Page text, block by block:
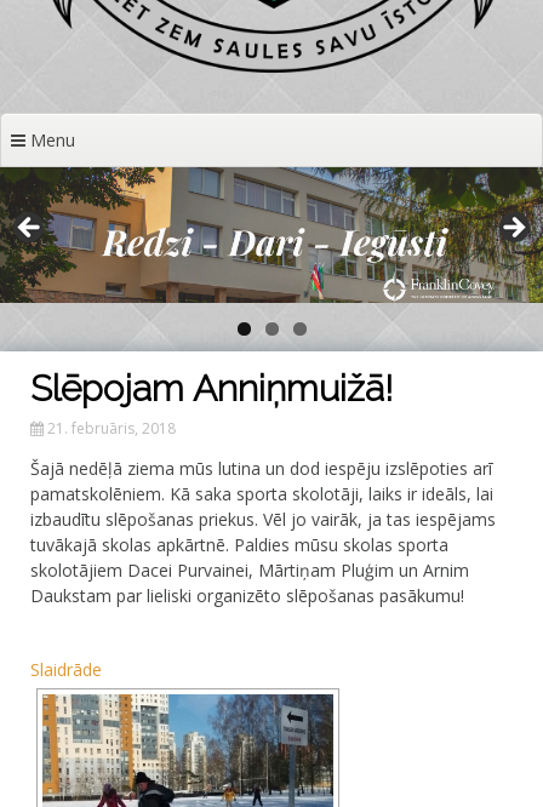
Menu
Slēpojam Anniņmuižā!
21. februāris, 2018
Šajā nedēļā ziema mūs lutina un dod iespēju izslēpoties arī
pamatskolēniem. Kā saka sporta skolotāji, laiks ir ideāls, lai
izbaudītu slēpošanas priekus. Vēl jo vairāk, ja tas iespējams
tuvākajā skolas apkārtnē. Paldies mūsu skolas sporta
skolotājiem Dacei Purvainei, Mārtiņam Pluģim un Arnim
Daukstam par lieliski organizēto slēpošanas pasākumu!
Slaidrāde